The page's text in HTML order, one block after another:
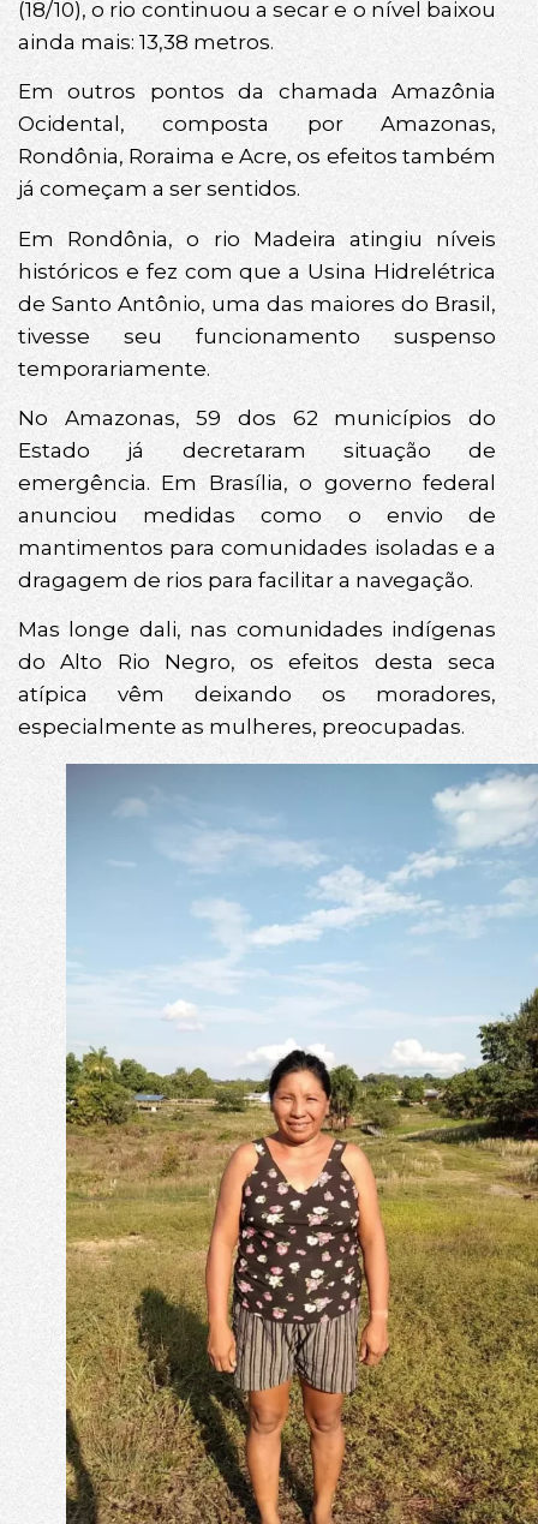
(18/10), o rio continuou a secar e o nível baixou
ainda mais: 13,38 metros.
Em outros pontos da chamada Amazônia
Ocidental, composta por Amazonas,
Rondônia, Roraima e Acre, os efeitos também
já começam a ser sentidos.
Em Rondônia, o rio Madeira atingiu níveis
históricos e fez com que a Usina Hidrelétrica
de Santo Antônio, uma das maiores do Brasil,
tivesse seu funcionamento suspenso
temporariamente.
No Amazonas, 59 dos 62 municípios do
Estado já decretaram situação de
emergência. Em Brasília, o governo federal
anunciou medidas como o envio de
mantimentos para comunidades isoladas e a
dragagem de rios para facilitar a navegação.
Mas longe dali, nas comunidades indígenas
do Alto Rio Negro, os efeitos desta seca
atípica vêm deixando os moradores,
especialmente as mulheres, preocupadas.